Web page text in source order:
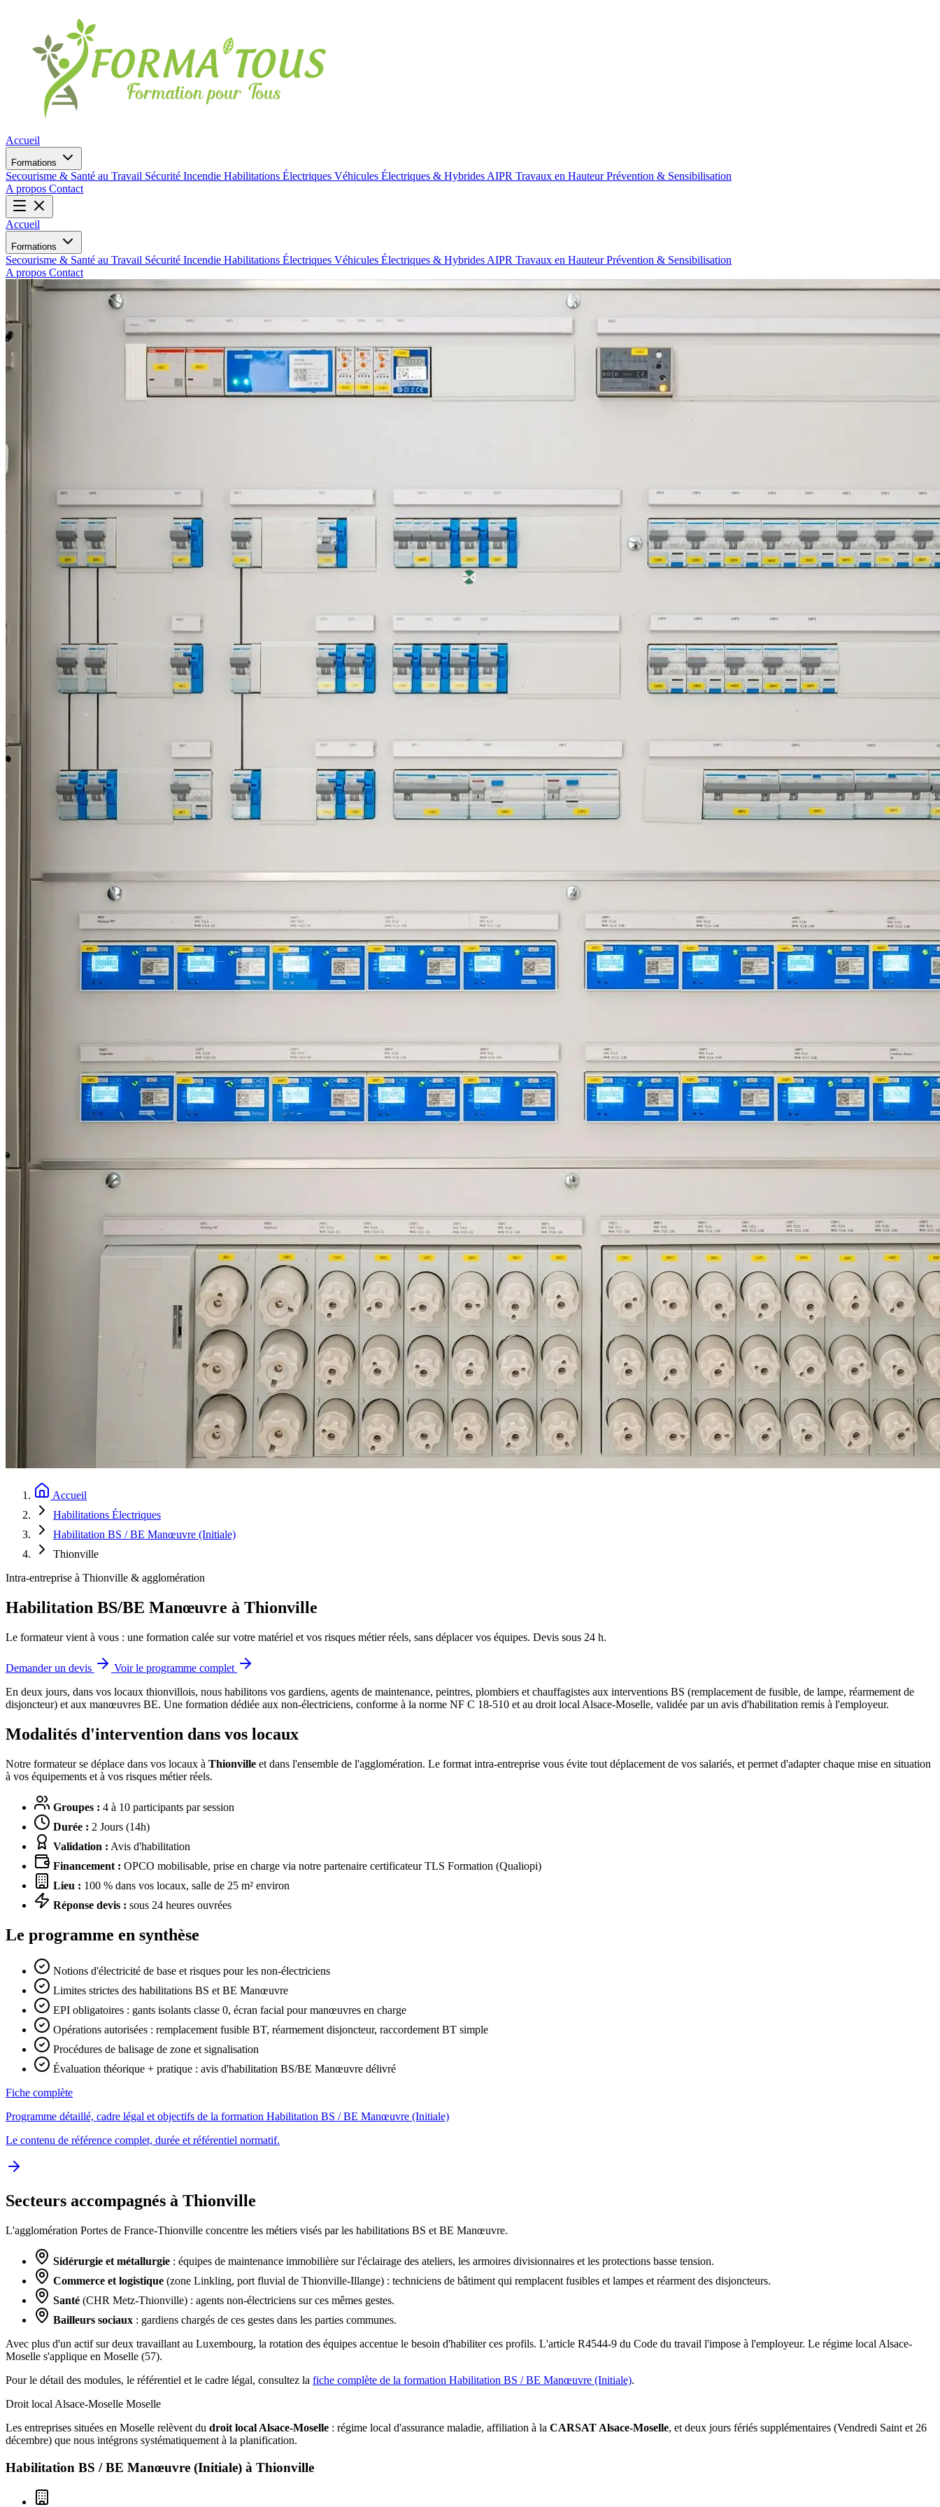
Accueil
Formations
Secourisme & Santé au Travail Sécurité Incendie Habilitations Électriques Véhicules Électriques & Hybrides AIPR Travaux en HauteurPrévention & Sensibilisation
A propos Contact
Accueil
Formations
Secourisme & Santé au Travail Sécurité Incendie Habilitations Électriques Véhicules Électriques & Hybrides AIPR Travaux en HauteurPrévention & Sensibilisation
A propos Contact
Accueil
Habilitations Électriques
Habilitation BS / BE Manœuvre (Initiale)
Thionville
Intra-entreprise à Thionville & agglomération
Habilitation BS/BE Manœuvre à Thionville
Le formateur vient à vous : une formation calée sur votre matériel et vos risques métier réels, sans déplacer vos équipes. Devis sous 24 h.
Demander un devis
Voir le programme complet
En deux jours, dans vos locaux thionvillois, nous habilitons vos gardiens, agents de maintenance, peintres, plombiers et chauffagistes aux interventions BS (remplacement de fusible, de lampe, réarmement de
disjoncteur) et aux manœuvres BE. Une formation dédiée aux non-électriciens, conforme à la norme NF C 18-510 et au droit local Alsace-Moselle, validée par un avis d'habilitation remis à l'employeur.
Modalités d'intervention dans vos locaux
Notre formateur se déplace dans vos locaux à Thionville et dans l'ensemble de l'agglomération. Le format intra-entreprise vous évite tout déplacement de vos salariés, et permet d'adapter chaque mise en situation
à vos équipements et à vos risques métier réels.
Groupes : 4 à 10 participants par session
Durée : 2 Jours (14h)
Validation : Avis d'habilitation
Financement : OPCO mobilisable, prise en charge via notre partenaire certificateur TLS Formation (Qualiopi)
Lieu : 100 % dans vos locaux, salle de 25 m² environ
Réponse devis : sous 24 heures ouvrées
Le programme en synthèse
Notions d'électricité de base et risques pour les non-électriciens
Limites strictes des habilitations BS et BE Manœuvre
EPI obligatoires : gants isolants classe 0, écran facial pour manœuvres en charge
Opérations autorisées : remplacement fusible BT, réarmement disjoncteur, raccordement BT simple
Procédures de balisage de zone et signalisation
Évaluation théorique + pratique : avis d'habilitation BS/BE Manœuvre délivré
Fiche complète
Programme détaillé, cadre légal et objectifs de la formation Habilitation BS / BE Manœuvre (Initiale)
Le contenu de référence complet, durée et référentiel normatif.
Secteurs accompagnés à Thionville
L'agglomération Portes de France-Thionville concentre les métiers visés par les habilitations BS et BE Manœuvre.
Sidérurgie et métallurgie : équipes de maintenance immobilière sur l'éclairage des ateliers, les armoires divisionnaires et les protections basse tension.
Commerce et logistique (zone Linkling, port fluvial de Thionville-Illange) : techniciens de bâtiment qui remplacent fusibles et lampes et réarment des disjoncteurs.
Santé (CHR Metz-Thionville) : agents non-électriciens sur ces mêmes gestes.
Bailleurs sociaux : gardiens chargés de ces gestes dans les parties communes.
Avec plus d'un actif sur deux travaillant au Luxembourg, la rotation des équipes accentue le besoin d'habiliter ces profils. L'article R4544-9 du Code du travail l'impose à l'employeur. Le régime local Alsace-
Moselle s'applique en Moselle (57).
Pour le détail des modules, le référentiel et le cadre légal, consultez la fiche complète de la formation Habilitation BS / BE Manœuvre (Initiale).
Droit local Alsace-Moselle Moselle
Les entreprises situées en Moselle relèvent du droit local Alsace-Moselle : régime local d'assurance maladie, affiliation à la CARSAT Alsace-Moselle, et deux jours fériés supplémentaires (Vendredi Saint et 26
décembre) que nous intégrons systématiquement à la planification.
Habilitation BS / BE Manœuvre (Initiale) à Thionville